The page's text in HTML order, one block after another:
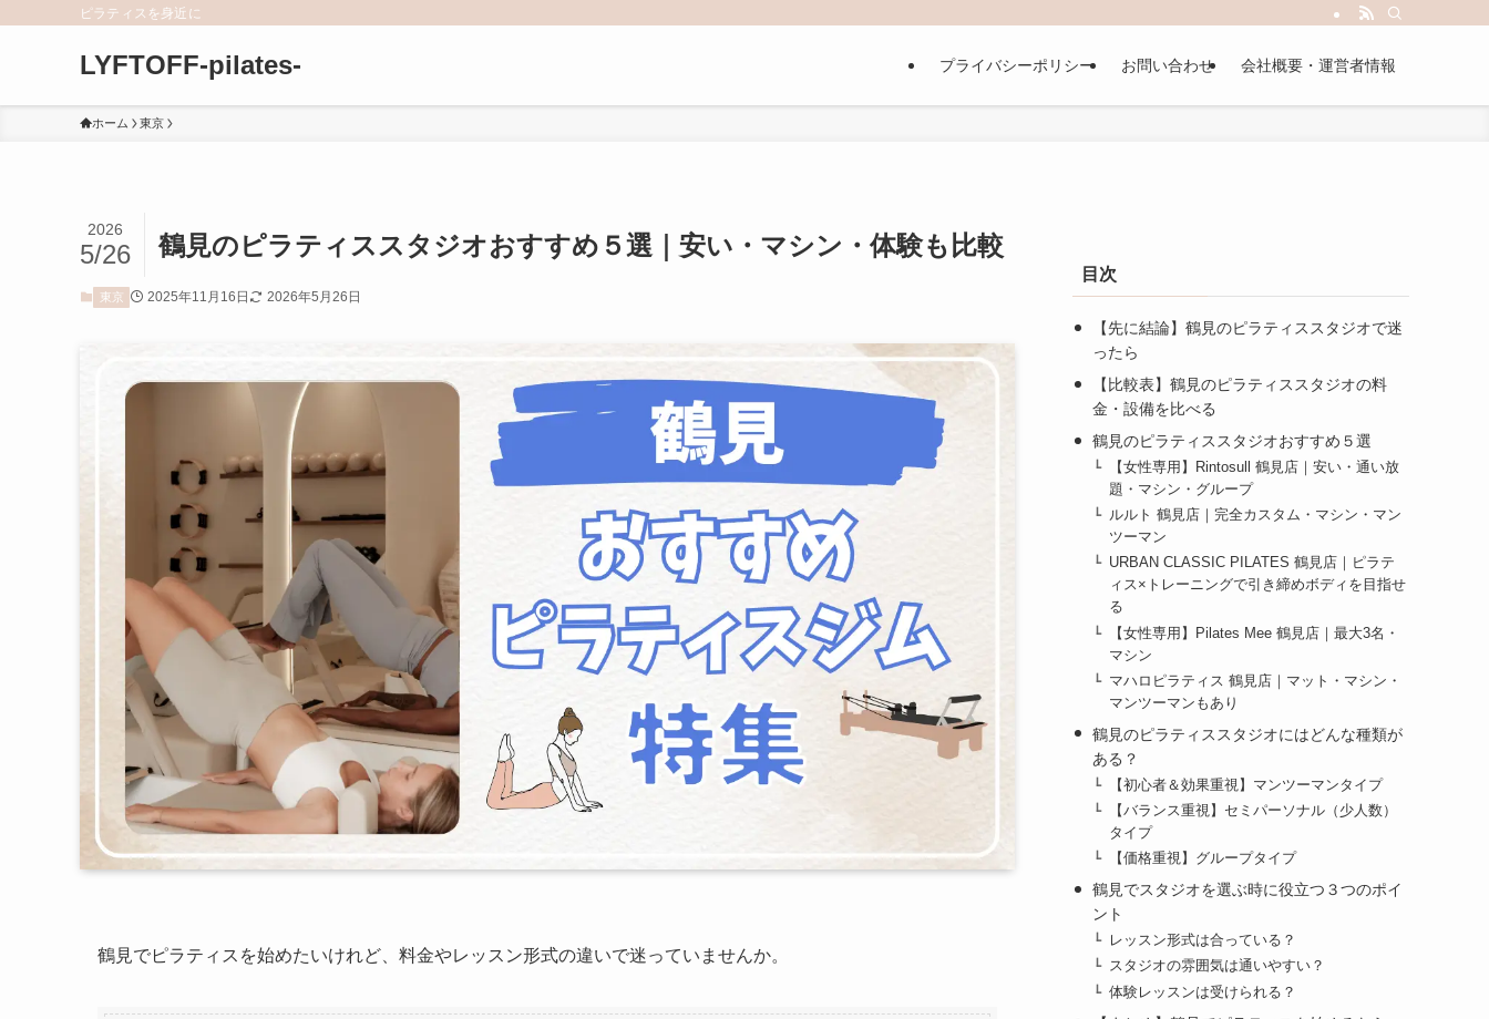
ピラティスを身近に
LYFTOFF-pilates- プライバシーポリシー お問い合わせ 会社概要・運営者情報
ホーム 東京
鶴見のピラティススタジオおすすめ５選｜安い・マシン・体験も比較
2026
5/26
東京 2025年11月16日 2026年5月26日
鶴見でピラティスを始めたいけれど、料金やレッスン形式の違いで迷っていませんか。
目次
【先に結論】鶴見のピラティススタジオで迷
ったら
【比較表】鶴見のピラティススタジオの料
金・設備を比べる
鶴見のピラティススタジオおすすめ５選
【女性専用】Rintosull 鶴見店｜安い・通い放
題・マシン・グループ
ルルト 鶴見店｜完全カスタム・マシン・マン
ツーマン
URBAN CLASSIC PILATES 鶴見店｜ピラテ
ィス×トレーニングで引き締めボディを目指せ
る
【女性専用】Pilates Mee 鶴見店｜最大3名・
マシン
マハロピラティス 鶴見店｜マット・マシン・
マンツーマンもあり
鶴見のピラティススタジオにはどんな種類が
ある？
【初心者＆効果重視】マンツーマンタイプ
【バランス重視】セミパーソナル（少人数）
タイプ
【価格重視】グループタイプ
鶴見でスタジオを選ぶ時に役立つ３つのポイ
ント
レッスン形式は合っている？
スタジオの雰囲気は通いやすい？
体験レッスンは受けられる？